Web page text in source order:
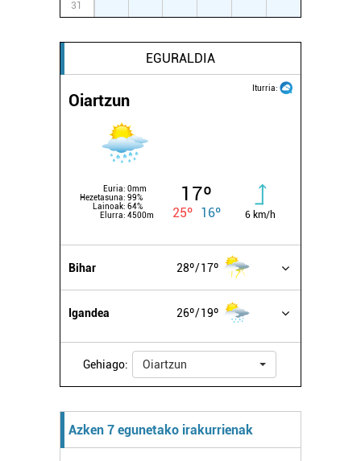
31
EGURALDIA
Iturria:
Oiartzun
Euria: 0mm
Hezetasuna: 99%
Lainoak: 64%
Elurra: 4500m
17º
25º 16º 6 km/h
Bihar 28º 17º
Igandea 26º 19º
Gehiago: Oiartzun
Azken 7 egunetako irakurrienak